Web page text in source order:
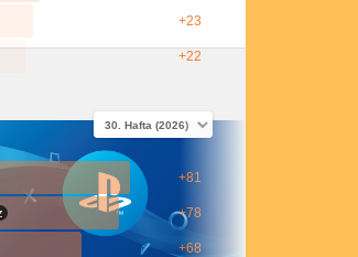
+23
+22
+81
+78
+68